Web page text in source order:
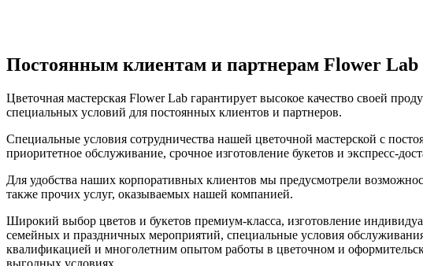
Постоянным клиентам и партнерам Flower Lab
Цветочная мастерская Flower Lab гарантирует высокое качество своей
специальных условий для постоянных клиентов и партнеров.
Специальные условия сотрудничества нашей цветочной мастерской с
приоритетное обслуживание, срочное изготовление букетов и экспресс-
Для удобства наших корпоративных клиентов мы предусмотрели
также прочих услуг, оказываемых нашей компанией.
Широкий выбор цветов и букетов премиум-класса, изготовление
семейных и праздничных мероприятий, специальные условия
квалификацией и многолетним опытом работы в цветочном и
выгодных условиях